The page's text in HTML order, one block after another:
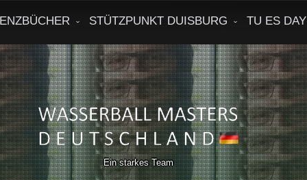
STÜTZPUNKT DUISBURG TU ES DAY
Ein starkes Team